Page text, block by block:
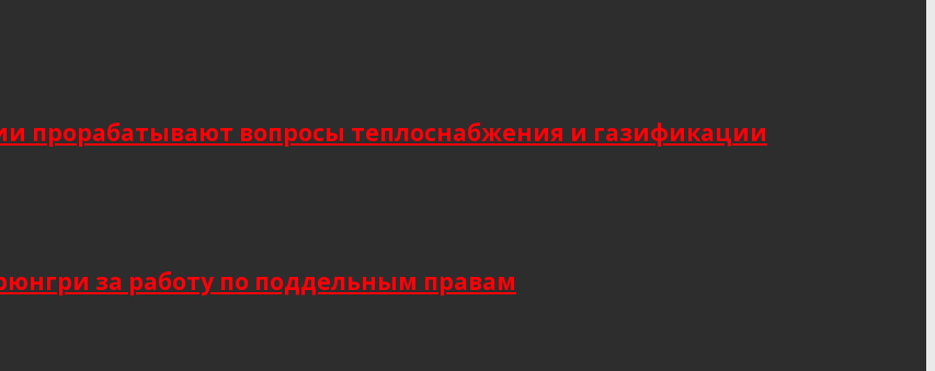
прорабатывают вопросы теплоснабжения и газификации
за работу по поддельным правам